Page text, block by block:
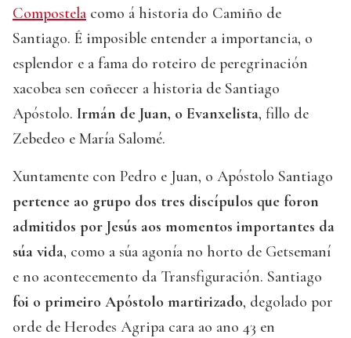
Compostela como á historia do Camiño de
Santiago. É imposible entender a importancia, o
esplendor e a fama do roteiro de peregrinación
xacobea sen coñecer a historia de Santiago
Apóstolo. Irmán de Juan, o Evanxelista, fillo de
Zebedeo e María Salomé.
Xuntamente con Pedro e Juan, o Apóstolo Santiago
pertence ao grupo dos tres discípulos que foron
admitidos por Jesús aos momentos importantes da
súa vida, como a súa agonía no horto de Getsemaní
e no acontecemento da Transfiguración. Santiago
foi o primeiro Apóstolo martirizado, degolado por
orde de Herodes Agripa cara ao ano 43 en